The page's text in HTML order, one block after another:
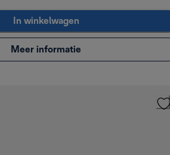
In winkelwagen
Meer informatie